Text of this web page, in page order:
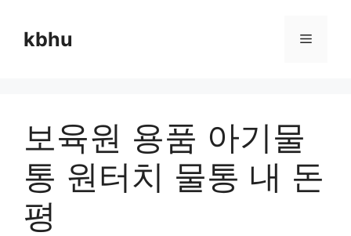
contentkbhu Menu
보육원 용품 아기물
통 원터치 물통 내 돈
평